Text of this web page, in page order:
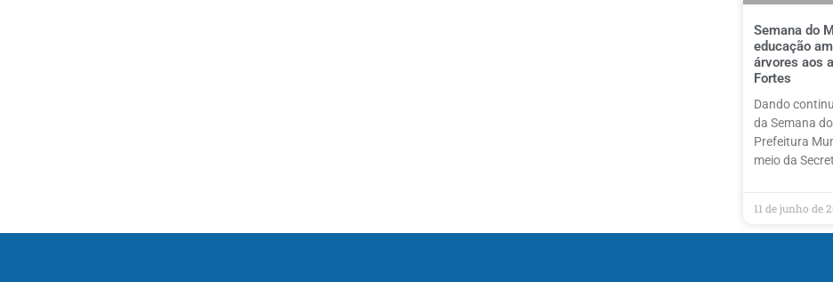
Semana do
educação
árvores aos
Fortes
Dando
da Semana
Prefeitura
meio da
11 de junho de